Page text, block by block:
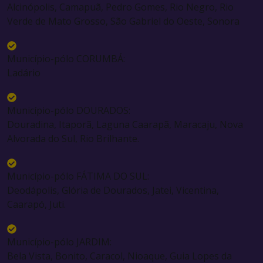
Alcinópolis, Camapuã, Pedro Gomes, Rio Negro, Rio
Verde de Mato Grosso, São Gabriel do Oeste, Sonora
Município-pólo CORUMBÁ:
Ladário
Município-pólo DOURADOS:
Douradina, Itaporã, Laguna Caarapã, Maracaju, Nova
Alvorada do Sul, Rio Brilhante.
Município-pólo FÁTIMA DO SUL:
Deodápolis, Glória de Dourados, Jatei, Vicentina,
Caarapó, Juti.
Município-pólo JARDIM:
Bela Vista, Bonito, Caracol, Nioaque, Guia Lopes da